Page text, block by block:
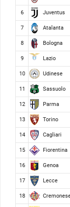
6 Juventus
7 Atalanta
8 Bologna
9 Lazio
10 Udinese
11 Sassuolo
12 Parma
13 Torino
14 Cagliari
15 Fiorentina
16 Genoa
17 Lecce
18